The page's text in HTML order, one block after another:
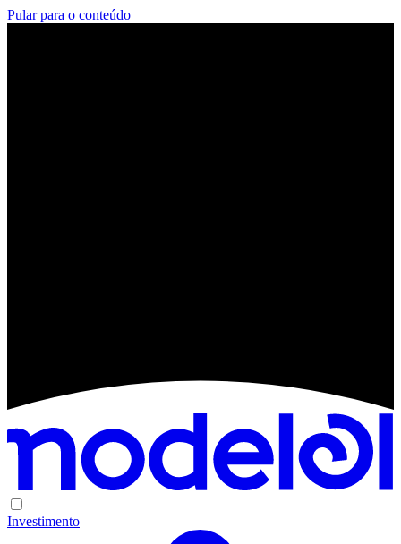
Pular para o conteúdo
Investimento